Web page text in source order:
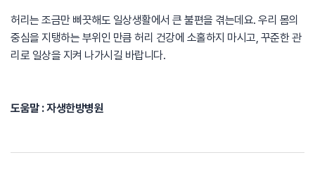
허리는 조금만 삐끗해도 일상생활에서 큰 불편을 겪는데요. 우리 몸의
중심을 지탱하는 부위인 만큼 허리 건강에 소홀하지 마시고, 꾸준한 관
리로 일상을 지켜 나가시길 바랍니다.
도움말 : 자생한방병원